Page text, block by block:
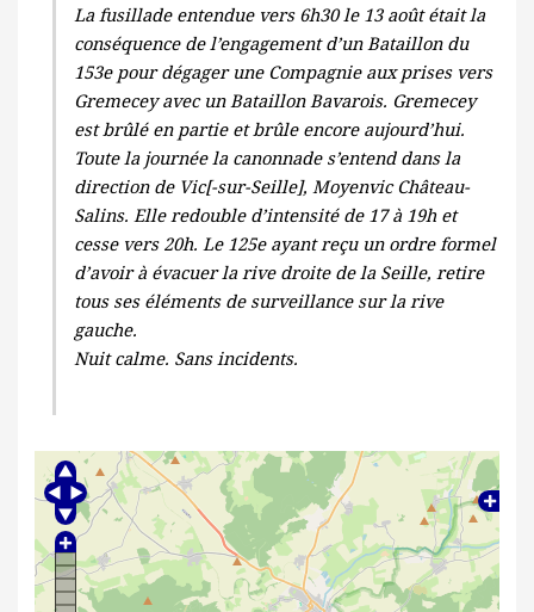
La fusillade entendue vers 6h30 le 13 août était la
conséquence de l’engagement d’un Bataillon du
153e pour dégager une Compagnie aux prises vers
Gremecey avec un Bataillon Bavarois. Gremecey
est brûlé en partie et brûle encore aujourd’hui.
Toute la journée la canonnade s’entend dans la
direction de Vic[-sur-Seille], Moyenvic Château-
Salins. Elle redouble d’intensité de 17 à 19h et
cesse vers 20h. Le 125e ayant reçu un ordre formel
d’avoir à évacuer la rive droite de la Seille, retire
tous ses éléments de surveillance sur la rive
gauche.
Nuit calme. Sans incidents.